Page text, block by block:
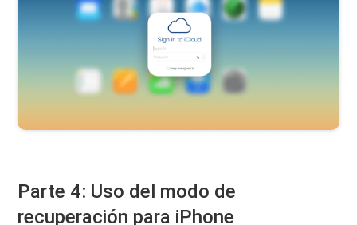
Parte 4: Uso del modo de
recuperación para iPhone